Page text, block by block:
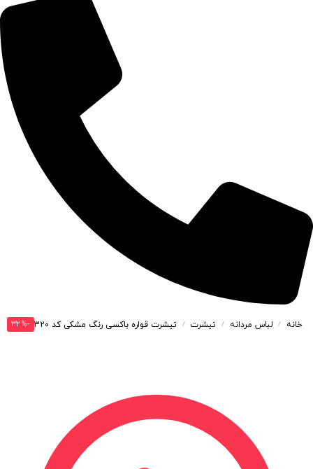
خانه / لباس مردانه / تیشرت / تیشرت قواره باکسی رنگ مشکی کد T320 -32%